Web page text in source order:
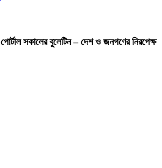
সকালের বুলেটিন – দেশ ও জনগণের নিরপেক্ষ